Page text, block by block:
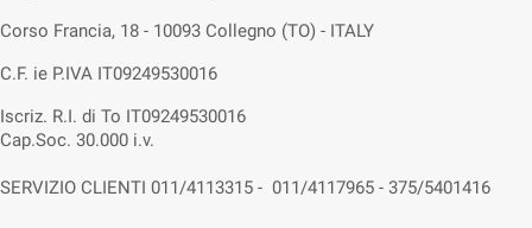
Corso Francia, 18 - 10093 Collegno (TO) - ITALY
C.F. ie P.IVA IT09249530016
Iscriz. R.I. di To IT09249530016
Cap.Soc. 30.000 i.v.
SERVIZIO CLIENTI 011/4113315 - 011/4117965 - 375/5401416